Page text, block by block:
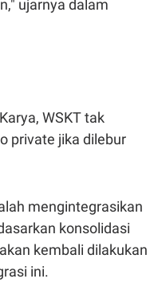
ujarnya dalam
WSKT tak
private jika dilebur
mengintegrasikan
konsolidasi
kembali dilakukan
ini.